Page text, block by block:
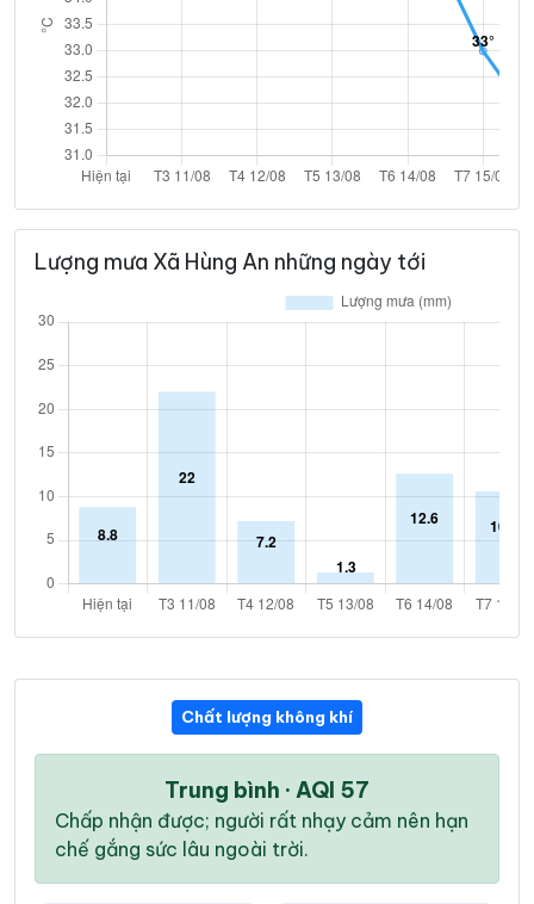
Lượng mưa Xã Hùng An những ngày tới
Chất lượng không khí
Trung bình · AQI 57
Chấp nhận được; người rất nhạy cảm nên hạn
chế gắng sức lâu ngoài trời.